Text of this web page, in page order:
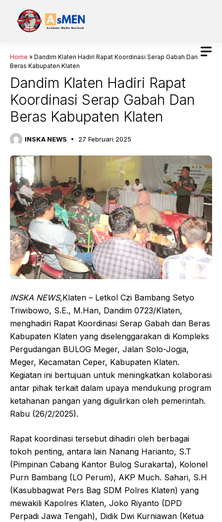
Home » Dandim Klaten Hadiri Rapat Koordinasi Serap Gabah Dan
Beras Kabupaten Klaten
Dandim Klaten Hadiri Rapat
Koordinasi Serap Gabah Dan
Beras Kabupaten Klaten
INSKA NEWS 27 Februari 2025
INSKA NEWS,Klaten – Letkol Czi Bambang Setyo
Triwibowo, S.E., M.Han, Dandim 0723/Klaten,
menghadiri Rapat Koordinasi Serap Gabah dan Beras
Kabupaten Klaten yang diselenggarakan di Kompleks
Pergudangan BULOG Meger, Jalan Solo-Jogja,
Meger, Kecamatan Ceper, Kabupaten Klaten.
Kegiatan ini bertujuan untuk meningkatkan kolaborasi
antar pihak terkait dalam upaya mendukung program
ketahanan pangan yang digulirkan oleh pemerintah.
Rabu (26/2/2025).
Rapat koordinasi tersebut dihadiri oleh berbagai
tokoh penting, antara lain Nanang Harianto, S.T
(Pimpinan Cabang Kantor Bulog Surakarta), Kolonel
Purn Bambang (LO Perum), AKP Much. Sahari, S.H
(Kasubbagwat Pers Bag SDM Polres Klaten) yang
mewakili Kapolres Klaten, Joko Riyanto (DPD
Perpadi Jawa Tengah), Didik Dwi Kurniawan (Ketua